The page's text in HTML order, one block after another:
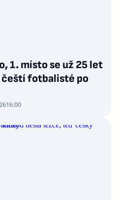
1. místo se už 25 let
čeští fotbalisté po
16:00